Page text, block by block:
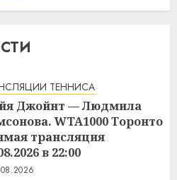
ТЕННИСА
Джойнт — Людмила
WTA1000 Торонто
трансляция
в 22:00